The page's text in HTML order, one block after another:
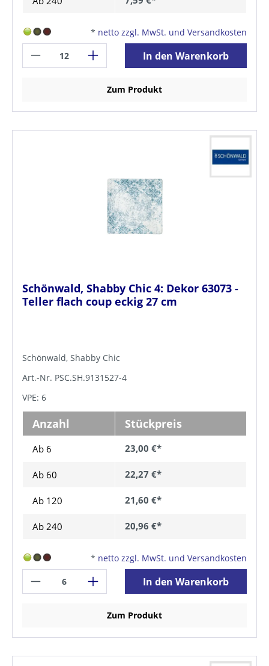
* netto zzgl. MwSt. und Versandkosten
In den Warenkorb
Zum Produkt
Schönwald, Shabby Chic 4: Dekor 63073 -
Teller flach coup eckig 27 cm
Schönwald, Shabby Chic
Art.-Nr. PSC.SH.9131527-4
VPE: 6
Anzahl Stückpreis
Ab 6 23,00 €*
Ab 60 22,27 €*
Ab 120 21,60 €*
Ab 240 20,96 €*
* netto zzgl. MwSt. und Versandkosten
In den Warenkorb
Zum Produkt